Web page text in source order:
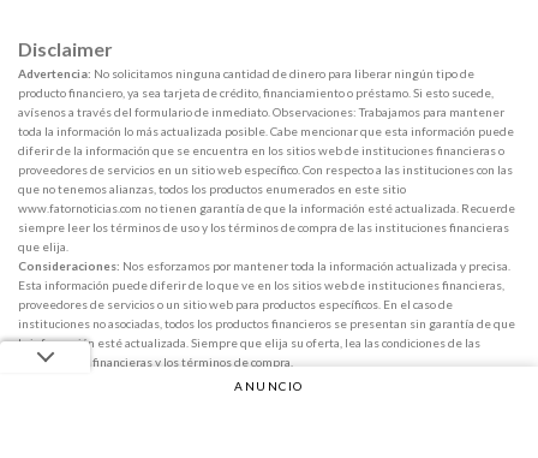
Disclaimer
Advertencia: No solicitamos ninguna cantidad de dinero para liberar ningún tipo de
producto financiero, ya sea tarjeta de crédito, financiamiento o préstamo. Si esto sucede,
avísenos a través del formulario de inmediato. Observaciones: Trabajamos para mantener
toda la información lo más actualizada posible. Cabe mencionar que esta información puede
diferir de la información que se encuentra en los sitios web de instituciones financieras o
proveedores de servicios en un sitio web específico. Con respecto a las instituciones con las
que no tenemos alianzas, todos los productos enumerados en este sitio
www.fatornoticias.com no tienen garantía de que la información esté actualizada. Recuerde
siempre leer los términos de uso y los términos de compra de las instituciones financieras
que elija.
Consideraciones: Nos esforzamos por mantener toda la información actualizada y precisa.
Esta información puede diferir de lo que ve en los sitios web de instituciones financieras,
proveedores de servicios o un sitio web para productos específicos. En el caso de
instituciones no asociadas, todos los productos financieros se presentan sin garantía de que
la información esté actualizada. Siempre que elija su oferta, lea las condiciones de las
instituciones financieras y los términos de compra.
ANUNCIO